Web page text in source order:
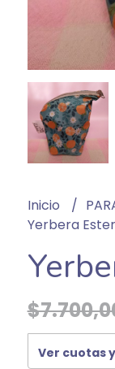
Inicio
Yerbera Ester
Ver cuotas